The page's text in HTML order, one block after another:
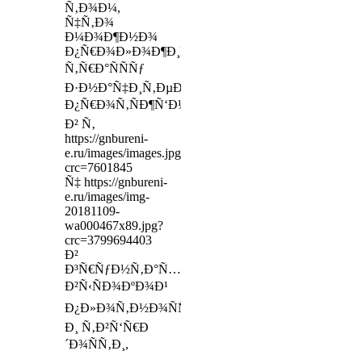
Ñ‚Ð¾Ð¼,
Ñ‡Ñ‚Ð¾
Ð¼Ð¾Ð¶Ð½Ð¾
Ð¿Ñ€Ð¾Ð»Ð¾Ð¶Ð¸Ñ‚ÑŒ
Ñ‚Ñ€Ð°ÑÑÑƒ
Ð·Ð½Ð°Ñ‡Ð¸Ñ‚ÐµÐ»ÑŒÐ½Ð¾Ð¹
Ð¿Ñ€Ð¾Ñ‚ÑÐ¶Ñ‘Ð½Ð½Ð¾ÑÑ‚Ð¸,
Ð² Ñ‚
https://gnbureni-
e.ru/images/images.jpg?
crc=7601845
Ñ‡ https://gnbureni-
e.ru/images/img-
20181109-
wa000467x89.jpg?
crc=3799694403
Ð²
Ð³Ñ€ÑƒÐ½Ñ‚Ð°Ñ…
Ð²Ñ‹ÑÐ¾ÐºÐ¾Ð¹
Ð¿Ð»Ð¾Ñ‚Ð½Ð¾ÑÑ‚Ð¸
Ð¸ Ñ‚Ð²Ñ‘Ñ€Ð
´Ð¾ÑÑ‚Ð¸,